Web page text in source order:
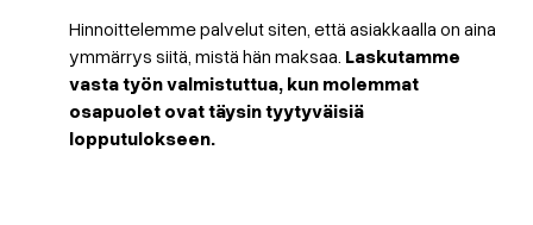
Hinnoittelemme palvelut siten, että asiakkaalla on aina
ymmärrys siitä, mistä hän maksaa. Laskutamme
vasta työn valmistuttua, kun molemmat
osapuolet ovat täysin tyytyväisiä
lopputulokseen.